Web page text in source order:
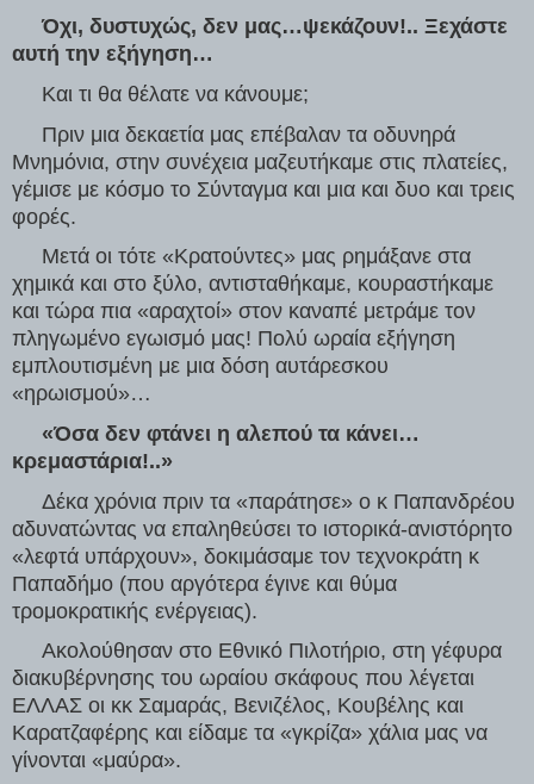
Όχι, δυστυχώς, δεν μας…ψεκάζουν!.. Ξεχάστε
αυτή την εξήγηση…
Και τι θα θέλατε να κάνουμε;
Πριν μια δεκαετία μας επέβαλαν τα οδυνηρά
Μνημόνια, στην συνέχεια μαζευτήκαμε στις πλατείες,
γέμισε με κόσμο το Σύνταγμα και μια και δυο και τρεις
φορές.
Μετά οι τότε «Κρατούντες» μας ρημάξανε στα
χημικά και στο ξύλο, αντισταθήκαμε, κουραστήκαμε
και τώρα πια «αραχτοί» στον καναπέ μετράμε τον
πληγωμένο εγωισμό μας! Πολύ ωραία εξήγηση
εμπλουτισμένη με μια δόση αυτάρεσκου
«ηρωισμού»…
«Όσα δεν φτάνει η αλεπού τα κάνει…
κρεμαστάρια!..»
Δέκα χρόνια πριν τα «παράτησε» ο κ Παπανδρέου
αδυνατώντας να επαληθεύσει το ιστορικά-ανιστόρητο
«λεφτά υπάρχουν», δοκιμάσαμε τον τεχνοκράτη κ
Παπαδήμο (που αργότερα έγινε και θύμα
τρομοκρατικής ενέργειας).
Ακολούθησαν στο Εθνικό Πιλοτήριο, στη γέφυρα
διακυβέρνησης του ωραίου σκάφους που λέγεται
ΕΛΛΑΣ οι κκ Σαμαράς, Βενιζέλος, Κουβέλης και
Καρατζαφέρης και είδαμε τα «γκρίζα» χάλια μας να
γίνονται «μαύρα».